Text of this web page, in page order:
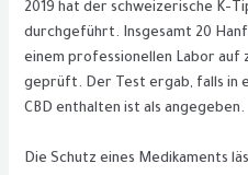
2019 hat der schweizerische K-
durchgeführt. Insgesamt 20
einem professionellen Labor auf
geprüft. Der Test ergab, falls in
CBD enthalten ist als angegeben.
Die Schutz eines Medikaments